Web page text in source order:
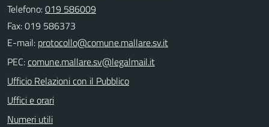
Telefono:019 586009
Fax: 019 586373
E-mail:
PEC:
Ufficio Relazioni con il Pubblico
Uffici e orari
Numeri utili